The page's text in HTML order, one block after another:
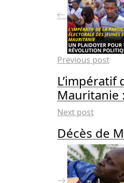
Previous post
Mauritanie
Next post
Décès de